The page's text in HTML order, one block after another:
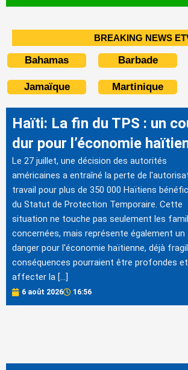
BREAKING NEWS
Bahamas Barbade
Jamaïque Martinique
Haïti: La fin du TPS : un
dur pour l’économie
Le 27 juillet, une décision des autorités
américaines a entraîné la perte de
travail pour plus de 350 000 Haïtiens
du Statut de Protection Temporaire. Cette
situation ne touche pas seulement les
concernées, mais représente également un
danger pour l'économie haïtienne, déjà
conséquences pourraient être profondes et
affecter la […]
6 août 2026 16:56